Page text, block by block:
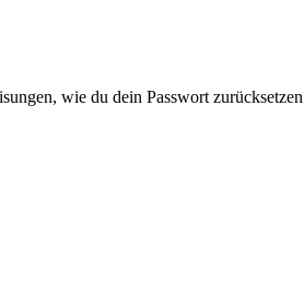
wie du dein Passwort